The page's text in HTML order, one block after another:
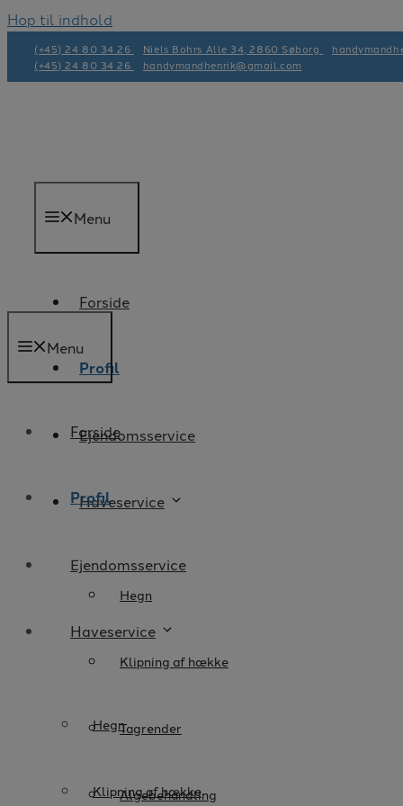
Hop til indhold
(+45) 24 80 34 26 Niels Bohrs Alle 34, 2860 Søborg
(+45) 24 80 34 26
handymandhenrik@gmail.com
Menu
Forside
Profil
Ejendomsservice
Haveservice
Hegn
Klipning af hække
Tagrender
Algebehandling
Menu
Forside
Profil
Ejendomsservice
Haveservice
Hegn
Klipning af hække